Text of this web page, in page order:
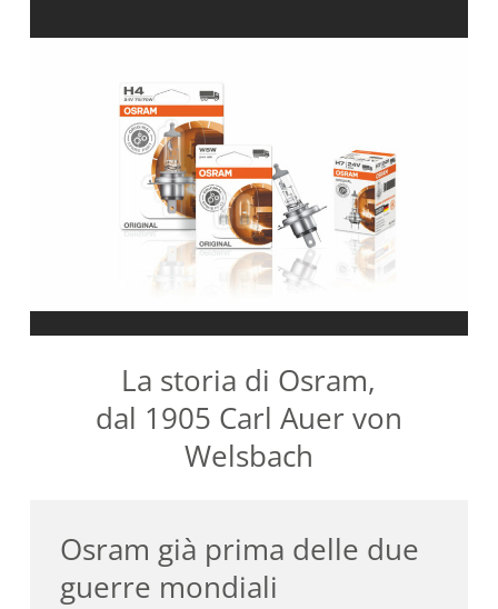
La storia di Osram,
dal 1905 Carl Auer von
Welsbach
Osram già prima delle due
guerre mondiali